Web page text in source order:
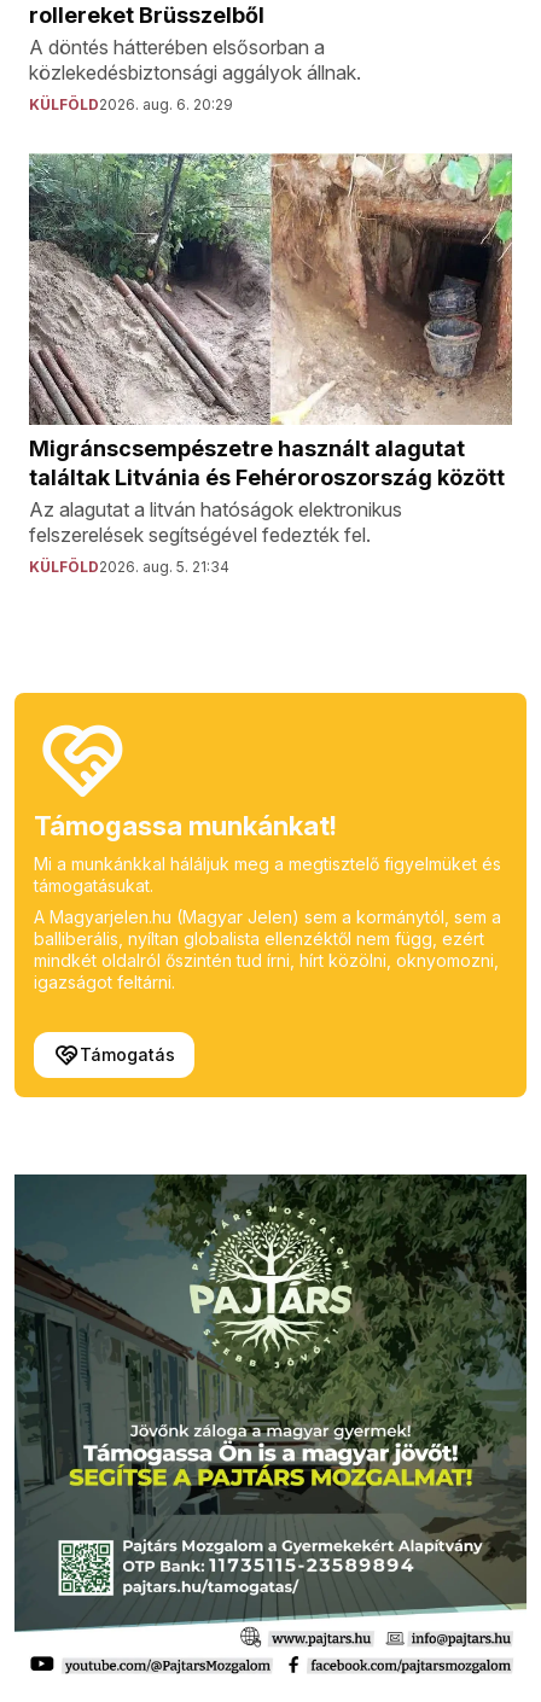
rollereket Brüsszelből
A döntés hátterében elsősorban a
közlekedésbiztonsági aggályok állnak.
KÜLFÖLD2026. aug. 6. 20:29
Migránscsempészetre használt alagutat
találtak Litvánia és Fehéroroszország között
Az alagutat a litván hatóságok elektronikus
felszerelések segítségével fedezték fel.
KÜLFÖLD2026. aug. 5. 21:34
Támogassa munkánkat!
Mi a munkánkkal háláljuk meg a megtisztelő figyelmüket és
támogatásukat.
A Magyarjelen.hu (Magyar Jelen) sem a kormánytól, sem a
balliberális, nyíltan globalista ellenzéktől nem függ, ezért
mindkét oldalról őszintén tud írni, hírt közölni, oknyomozni,
igazságot feltárni.
Támogatás